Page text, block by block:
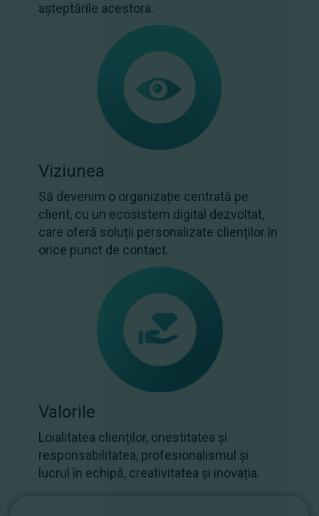
așteptările acestora.
Viziunea
Să devenim o organizație centrată pe
client, cu un ecosistem digital dezvoltat,
care oferă soluții personalizate clienților în
orice punct de contact.
Valorile
Loialitatea clienților, onestitatea și
responsabilitatea, profesionalismul și
lucrul în echipă, creativitatea și inovația.